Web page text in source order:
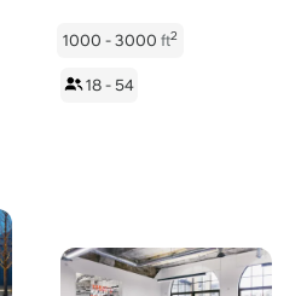
1000 - 3000 ft2
18 - 54